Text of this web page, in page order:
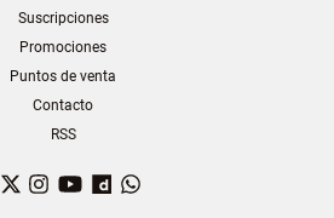
Suscripciones
Promociones
Puntos de venta
Contacto
RSS
Facebook
TwitterInstagram
YouTubeDailymotion